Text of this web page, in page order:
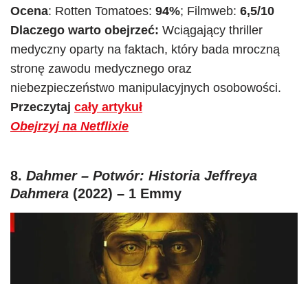
Ocena: Rotten Tomatoes: 94%; Filmweb: 6,5/10
Dlaczego warto obejrzeć: Wciągający thriller
medyczny oparty na faktach, który bada mroczną
stronę zawodu medycznego oraz
niebezpieczeństwo manipulacyjnych osobowości.
Przeczytaj cały artykuł
Obejrzyj na Netflixie
8. Dahmer – Potwór: Historia Jeffreya
Dahmera (2022) – 1 Emmy